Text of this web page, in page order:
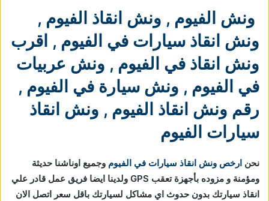
ونش الفيوم , ونش انقاذ الفيوم ,
ونش انقاذ سيارات في الفيوم , اقرب
ونش انقاذ في الفيوم , ونش عربيات
في الفيوم , ونش سيارة في الفيوم ,
رقم ونش انقاذ الفيوم , ونش انقاذ
سيارات الفيوم
نحن ارخص ونش انقاذ سيارات في الفيوم وجميع اوناشنا حديثة
ومؤمنة و مزوده بأجهزة تعقب GPS ولدينا ايضا فريق عمل قادر علي
انقاذ سيارتك بدون حدوث اي مشاكل لسيارتك باقل سعر اتصل الان